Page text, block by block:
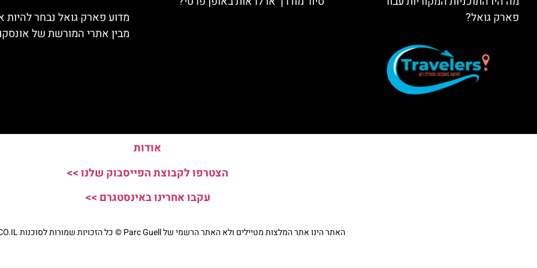
פארק גואל?
מדוע פארק גואל נבחר להיות
מבין אתרי המורשת של
אודות
הצטרפו לקבוצת הפייסבוק שלנו >>
עקבו אחרינו באינסטגרם >>
האתר הינו אתר המלצות מטיילים ולא האתר הרשמי של Parc Guell © כל הזכויות שמורות לסוכנות TRAVELERS.CO.IL